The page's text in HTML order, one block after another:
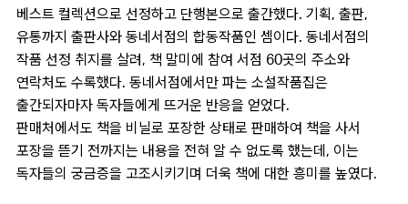
베스트 컬렉션으로 선정하고 단행본으로 출간했다. 기획, 출판,
유통까지 출판사와 동네서점의 합동작품인 셈이다. 동네서점의
작품 선정 취지를 살려, 책 말미에 참여 서점 60곳의 주소와
연락처도 수록했다. 동네서점에서만 파는 소설작품집은
출간되자마자 독자들에게 뜨거운 반응을 얻었다.
판매처에서도 책을 비닐로 포장한 상태로 판매하여 책을 사서
포장을 뜯기 전까지는 내용을 전혀 알 수 없도록 했는데, 이는
독자들의 궁금증을 고조시키기며 더욱 책에 대한 흥미를 높였다.